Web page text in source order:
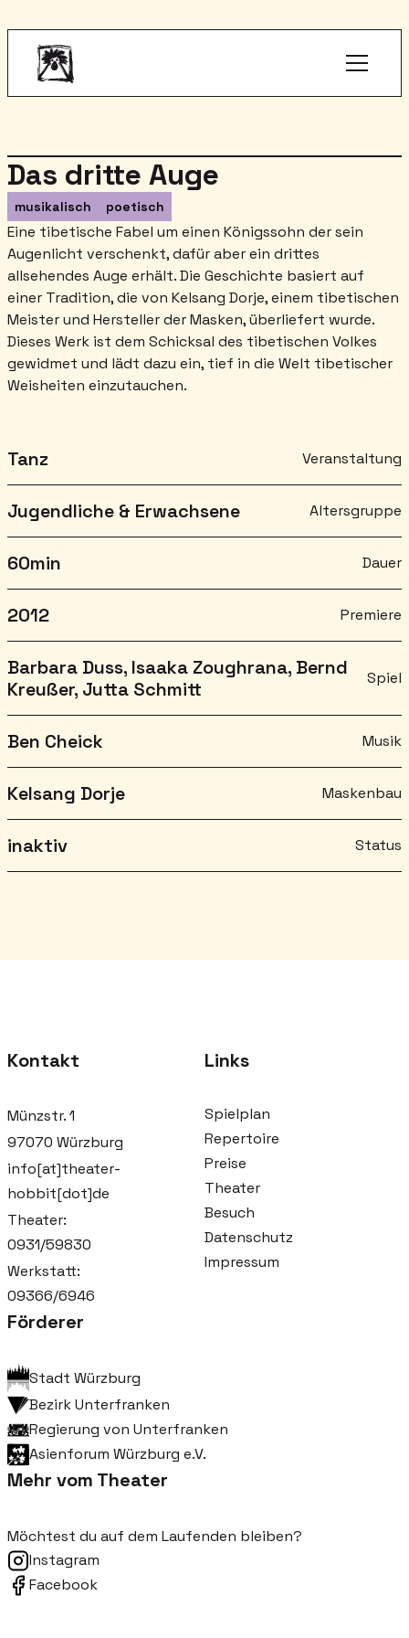
Das dritte Auge
musikalisch poetisch
Eine tibetische Fabel um einen Königssohn der sein
Augenlicht verschenkt, dafür aber ein drittes
allsehendes Auge erhält. Die Geschichte basiert auf
einer Tradition, die von Kelsang Dorje, einem tibetischen
Meister und Hersteller der Masken, überliefert wurde.
Dieses Werk ist dem Schicksal des tibetischen Volkes
gewidmet und lädt dazu ein, tief in die Welt tibetischer
Weisheiten einzutauchen.
Tanz Veranstaltung
Jugendliche & Erwachsene Altersgruppe
60min Dauer
2012 Premiere
Barbara Duss, Isaaka Zoughrana, Bernd
Kreußer, Jutta Schmitt
Spiel
Ben Cheick Musik
Kelsang Dorje Maskenbau
inaktiv Status
Kontakt
Münzstr. 1
97070 Würzburg
info[at]theater-
hobbit[dot]de
Theater:
0931/59830
Werkstatt:
09366/6946
Links
Spielplan
Repertoire
Preise
Theater
Besuch
Datenschutz
Impressum
Förderer
Stadt Würzburg
Bezirk Unterfranken
Regierung von Unterfranken
Asienforum Würzburg e.V.
Mehr vom Theater
Möchtest du auf dem Laufenden bleiben?
Instagram
Facebook